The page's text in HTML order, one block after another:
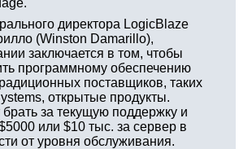
директора LogicBlaze
(Winston Damarillo),
заключается в том, чтобы
программному обеспечению
поставщиков, таких
открытые продукты.
за текущую поддержку и
или $10 тыс. за сервер в
от уровня обслуживания.